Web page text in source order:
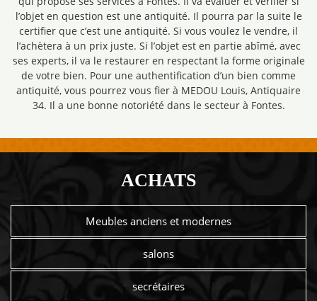
l’objet en question est une antiquité. Il pourra par la suite le
certifier que c’est une antiquité. Si vous voulez le vendre, il
l’achètera à un prix juste. Si l’objet est en partie abîmé, avec
ses experts, il va le restaurer en respectant la forme originale
de votre bien. Pour une authentification d’un bien comme
antiquité, vous pourrez vous fier à MEDOU Louis, Antiquaire
34. Il a une bonne notoriété dans le secteur à Fontes.
ACHATS
Meubles anciens et modernes
salons
secrétaires